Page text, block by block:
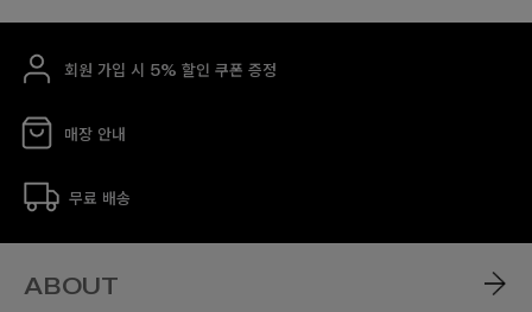
회원 가입 시 5% 할인 쿠폰 증정
매장 안내
무료 배송
ABOUT